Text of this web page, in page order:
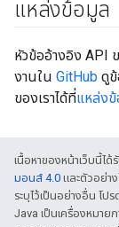
แหล่งข้อมูล
หัวข้ออ้างอิง API
งานใน GitHub ดู
ของเราได้ที่แหล่ง
เนื้อหาของหน้าเว็บนี้ไ
มอนส์ 4.0 และตัวอย่า
ระบุไว้เป็นอย่างอื่น โป
Java เป็นเครื่องหมาย